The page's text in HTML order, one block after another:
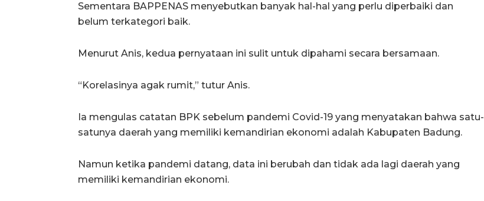
Sementara BAPPENAS menyebutkan banyak hal-hal yang perlu diperbaiki dan
belum terkategori baik.
Menurut Anis, kedua pernyataan ini sulit untuk dipahami secara bersamaan.
“Korelasinya agak rumit,” tutur Anis.
Ia mengulas catatan BPK sebelum pandemi Covid-19 yang menyatakan bahwa satu-
satunya daerah yang memiliki kemandirian ekonomi adalah Kabupaten Badung.
Namun ketika pandemi datang, data ini berubah dan tidak ada lagi daerah yang
memiliki kemandirian ekonomi.